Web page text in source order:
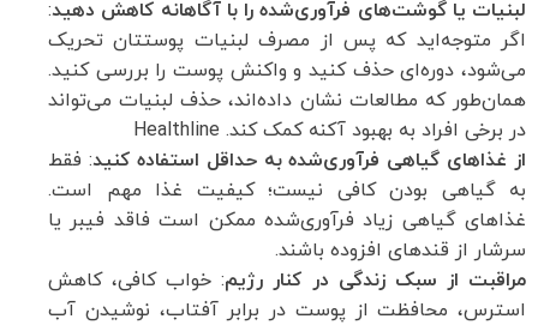
لبنیات یا گوشت‌های فرآوری‌شده را با آگاهانه کاهش دهید:
اگر متوجه‌اید که پس از مصرف لبنیات پوستتان تحریک
می‌شود، دوره‌ای حذف کنید و واکنش پوست را بررسی کنید.
همان‌طور که مطالعات نشان داده‌اند، حذف لبنیات می‌تواند
در برخی افراد به بهبود آکنه کمک کند. Healthline
از غذاهای گیاهی فرآوری‌شده به حداقل استفاده کنید: فقط
به گیاهی بودن کافی نیست؛ کیفیت غذا مهم است.
غذاهای گیاهی زیاد فرآوری‌شده ممکن است فاقد فیبر یا
سرشار از قندهای افزوده باشند.
مراقبت از سبک زندگی در کنار رژیم: خواب کافی، کاهش
استرس، محافظت از پوست در برابر آفتاب، نوشیدن آب